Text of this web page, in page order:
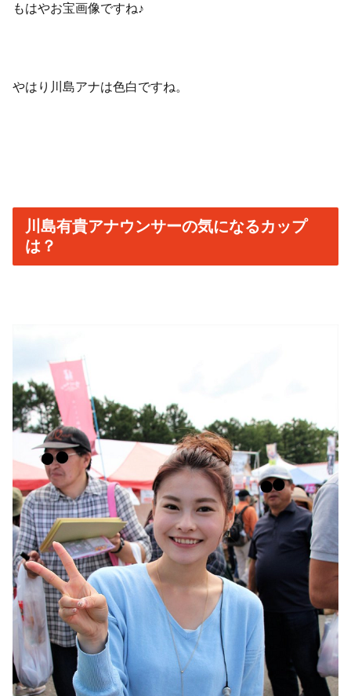
もはやお宝画像ですね♪
やはり川島アナは色白ですね。
川島有貴アナウンサーの気になるカップ
は？